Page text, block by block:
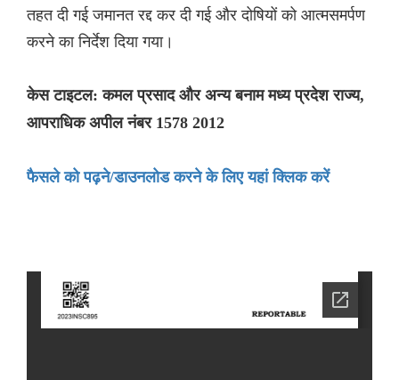
तहत दी गई जमानत रद्द कर दी गई और दोषियों को आत्मसमर्पण
करने का निर्देश दिया गया।
केस टाइटल: कमल प्रसाद और अन्य बनाम मध्य प्रदेश राज्य,
आपराधिक अपील नंबर 1578 2012
फैसले को पढ़ने/डाउनलोड करने के लिए यहां क्लिक करें